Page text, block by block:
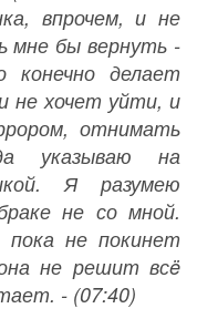
впрочем, и не
мне бы вернуть -
делает
не хочет уйти, и
отнимать
указываю на
Я разумею
не со мной.
не покинет
не решит всë
- (07:40)